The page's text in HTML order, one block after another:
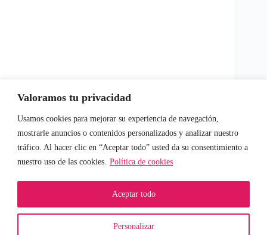
Valoramos tu privacidad
Usamos cookies para mejorar su experiencia de navegación,
mostrarle anuncios o contenidos personalizados y analizar nuestro
tráfico. Al hacer clic en “Aceptar todo” usted da su consentimiento a
nuestro uso de las cookies. Política de cookies
Personalizar
Aceptar todo
ALL RIGHT
Política de Cookies